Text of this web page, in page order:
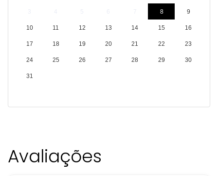
8 9
10 11 12 13 14 15 16
17 18 19 20 21 22 23
24 25 26 27 28 29 30
31
Avaliações